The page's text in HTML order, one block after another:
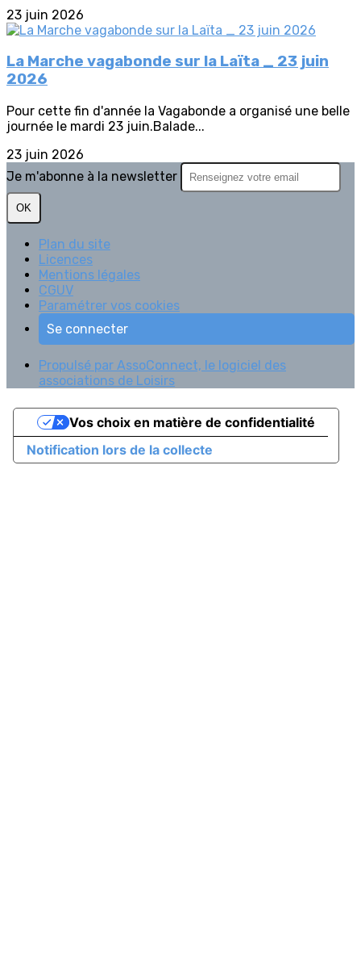
23 juin 2026
La Marche vagabonde sur la Laïta _ 23 juin
2026
Pour cette fin d'année la Vagabonde a organisé une belle
journée le mardi 23 juin.Balade...
23 juin 2026
Je m'abonne à la newsletter
OK
Plan du site
Licences
Mentions légales
CGUV
Paramétrer vos cookies
Se connecter
Propulsé par AssoConnect, le logiciel des
associations de Loisirs
Notification lors de la collecte
Vos choix en matière de confidentialité